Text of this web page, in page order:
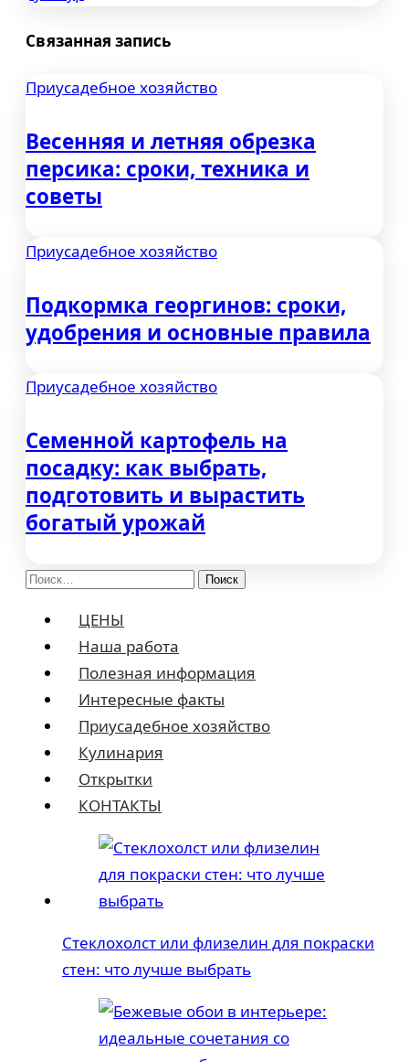
записям
Связанная запись
Приусадебное хозяйство
Весенняя и летняя обрезка
персика: сроки, техника и
советы
Приусадебное хозяйство
Подкормка георгинов: сроки,
удобрения и основные правила
Приусадебное хозяйство
Семенной картофель на
посадку: как выбрать,
подготовить и вырастить
богатый урожай
Найти:
ЦЕНЫ
Наша работа
Полезная информация
Интересные факты
Приусадебное хозяйство
Кулинария
Открытки
КОНТАКТЫ
Стеклохолст или флизелин для покраски
стен: что лучше выбрать